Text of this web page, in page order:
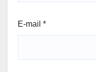
E-mail *